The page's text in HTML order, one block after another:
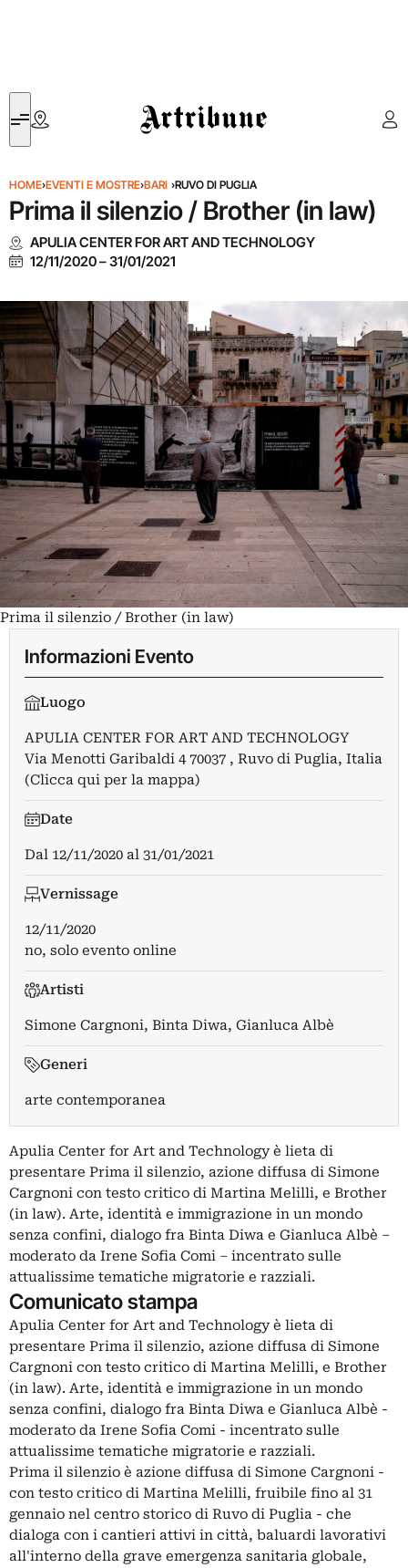
Artribune
HOME›EVENTI E MOSTRE›BARI ›RUVO DI PUGLIA
Prima il silenzio / Brother (in law)
APULIA CENTER FOR ART AND TECHNOLOGY
12/11/2020–31/01/2021
Prima il silenzio / Brother (in law)
Informazioni Evento
Luogo
APULIA CENTER FOR ART AND TECHNOLOGY
Via Menotti Garibaldi 4 70037 , Ruvo di Puglia, Italia
(Clicca qui per la mappa)
Date
Dal 12/11/2020 al 31/01/2021
Vernissage
12/11/2020
no, solo evento online
Artisti
Simone Cargnoni, Binta Diwa, Gianluca Albè
Generi
arte contemporanea
Apulia Center for Art and Technology è lieta di
presentare Prima il silenzio, azione diffusa di Simone
Cargnoni con testo critico di Martina Melilli, e Brother
(in law). Arte, identità e immigrazione in un mondo
senza confini, dialogo fra Binta Diwa e Gianluca Albè –
moderato da Irene Sofia Comi – incentrato sulle
attualissime tematiche migratorie e razziali.
Comunicato stampa
Apulia Center for Art and Technology è lieta di
presentare Prima il silenzio, azione diffusa di Simone
Cargnoni con testo critico di Martina Melilli, e Brother
(in law). Arte, identità e immigrazione in un mondo
senza confini, dialogo fra Binta Diwa e Gianluca Albè -
moderato da Irene Sofia Comi - incentrato sulle
attualissime tematiche migratorie e razziali.
Prima il silenzio è azione diffusa di Simone Cargnoni -
con testo critico di Martina Melilli, fruibile fino al 31
gennaio nel centro storico di Ruvo di Puglia - che
dialoga con i cantieri attivi in città, baluardi lavorativi
all'interno della grave emergenza sanitaria globale,